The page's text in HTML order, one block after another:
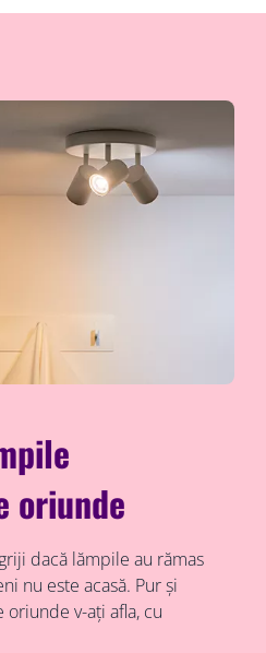
oriunde
dacă lămpile au rămas
nu este acasă. Pur și
v-ați afla, cu